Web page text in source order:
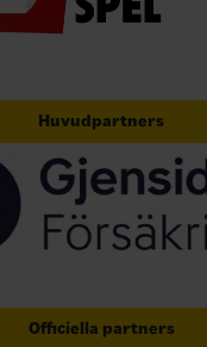
Huvudpartners
Officiella partners